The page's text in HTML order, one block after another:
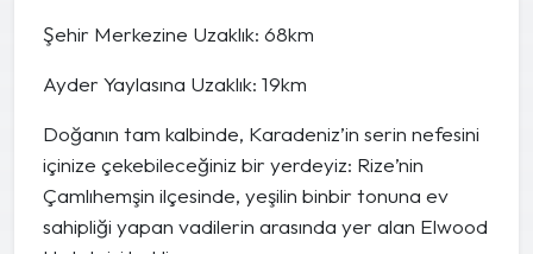
Şehir Merkezine Uzaklık: 68km
Ayder Yaylasına Uzaklık: 19km
Doğanın tam kalbinde, Karadeniz’in serin nefesini
içinize çekebileceğiniz bir yerdeyiz: Rize’nin
Çamlıhemşin ilçesinde, yeşilin binbir tonuna ev
sahipliği yapan vadilerin arasında yer alan Elwood